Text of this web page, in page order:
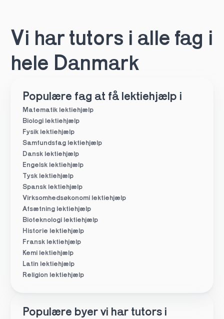
Vi har tutors i alle fag i
hele Danmark
Populære fag at få lektiehjælp i
Matematik lektiehjælp
Biologi lektiehjælp
Fysik lektiehjælp
Samfundsfag lektiehjælp
Dansk lektiehjælp
Engelsk lektiehjælp
Tysk lektiehjælp
Spansk lektiehjælp
Virksomhedsøkonomi lektiehjælp
Afsætning lektiehjælp
Bioteknologi lektiehjælp
Historie lektiehjælp
Fransk lektiehjælp
Kemi lektiehjælp
Latin lektiehjælp
Religion lektiehjælp
Populære byer vi har tutors i